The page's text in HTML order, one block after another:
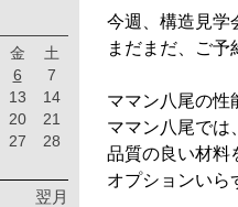
今週、構造見学
まだまだ、ご予
ママン八尾の性
ママン八尾では
品質の良い材料
オプションい
金
土
6
7
13
14
20
21
27
28
翌月